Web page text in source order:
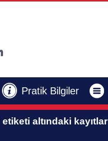
Pratik Bilgiler
etiketi altındaki kayıtlar